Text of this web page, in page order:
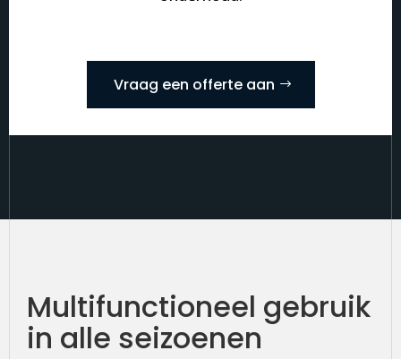
Vraag een offerte aan
Multifunctioneel gebruik
in alle seizoenen